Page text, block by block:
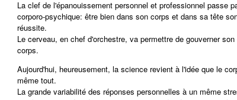
La clef de l'épanouissement personnel et professionnel passe
corporo-psychique: être bien dans son corps et dans sa tête
réussite.
Le cerveau, en chef d'orchestre, va permettre de gouverner
corps.
Aujourd'hui, heureusement, la science revient à l'idée que le
même tout.
La grande variabilité des réponses personnelles à un même